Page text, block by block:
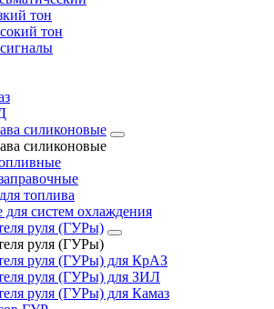
тон
тон
силиконовые
силиконовые
топлива
систем охлаждения
руля (ГУРы)
руля (ГУРы)
руля (ГУРы) для КрАЗ
руля (ГУРы) для ЗИЛ
руля (ГУРы) для Камаз